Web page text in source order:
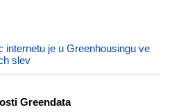
internetu je u Greenhousingu ve
slev
Greendata